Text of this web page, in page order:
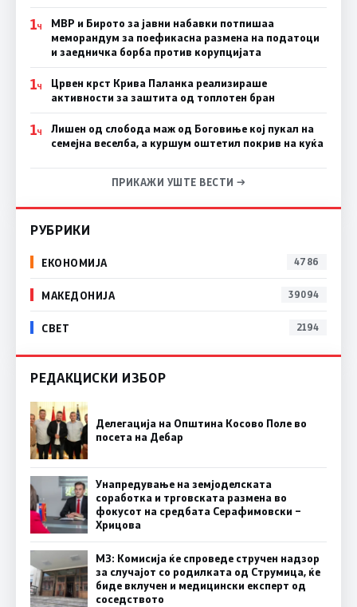
1Ч
МВР и Бирото за јавни набавки потпишаа
меморандум за поефикасна размена на податоци
и заедничка борба против корупцијата
1Ч
Црвен крст Крива Паланка реализираше
активности за заштита од топлотен бран
1Ч
Лишен од слобода маж од Боговиње кој пукал на
семејна веселба, а куршум оштетил покрив на куќа
ПРИКАЖИ УШТЕ ВЕСТИ →
РУБРИКИ
ЕКОНОМИЈА 4786
МАКЕДОНИЈА 39094
СВЕТ 2194
РЕДАКЦИСКИ ИЗБОР
Делегација на Општина Косово Поле во
посета на Дебар
Унапредување на земјоделската
соработка и трговската размена во
фокусот на средбата Серафимовски –
Хрицова
МЗ: Комисија ќе спроведе стручен надзор
за случајот со родилката од Струмица, ќе
биде вклучен и медицински експерт од
соседството